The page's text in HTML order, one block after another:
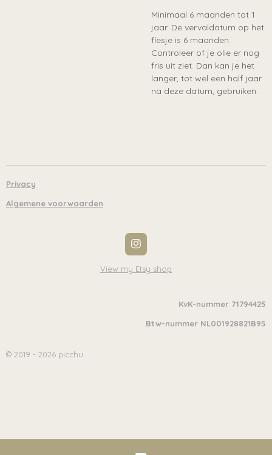
Minimaal 6 maanden tot 1
jaar. De vervaldatum op het
flesje is 6 maanden.
Controleer of je olie er nog
fris uit ziet. Dan kan je het
langer, tot wel een half jaar
na deze datum, gebruiken.
Privacy
Algemene voorwaarden
I
n
s
View my Etsy shop
KvK-nummer 71794425
Btw-nummer NL001928821B95
© 2019 - 2026 picchu